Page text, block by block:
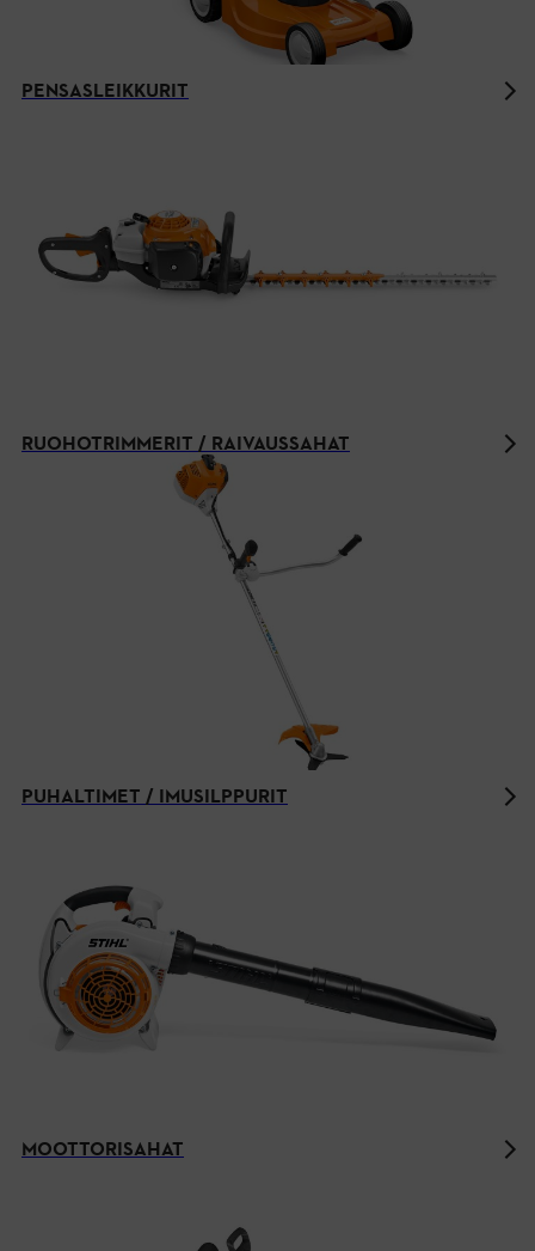
PENSASLEIKKURIT
RUOHOTRIMMERIT / RAIVAUSSAHAT
PUHALTIMET / IMUSILPPURIT
MOOTTORISAHAT